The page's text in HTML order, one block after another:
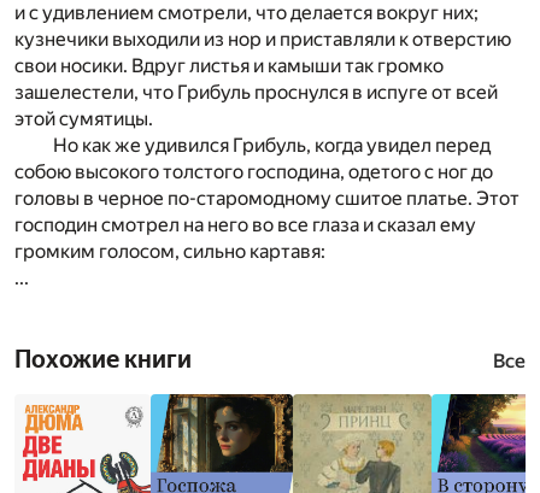
и с удивлением смотрели, что делается вокруг них;
кузнечики выходили из нор и приставляли к отверстию
свои носики. Вдруг листья и камыши так громко
зашелестели, что Грибуль проснулся в испуге от всей
этой сумятицы.
Но как же удивился Грибуль, когда увидел перед
собою высокого толстого господина, одетого с ног до
головы в черное по-старомодному сшитое платье. Этот
господин смотрел на него во все глаза и сказал ему
громким голосом, сильно картавя:
...
Похожие книги Все